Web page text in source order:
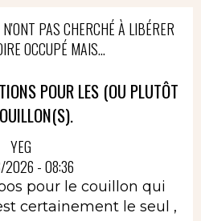
PAS CHERCHÉ À LIBÉRER
OCCUPÉ MAIS...
POUR LES (OU PLUTÔT
YEG
- 08:36
pour le couillon qui
certainement le seul ,